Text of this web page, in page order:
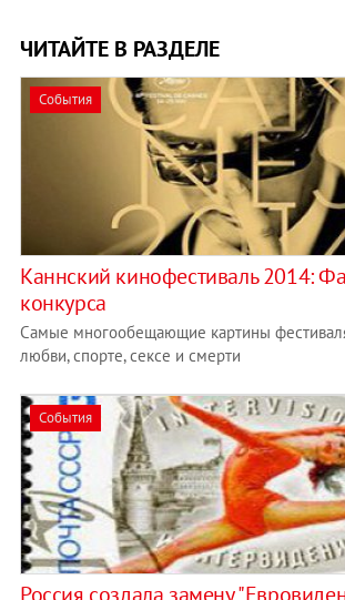
ЧИТАЙТЕ В РАЗДЕЛЕ
События
Каннский кинофестиваль 2014:
конкурса
Самые многообещающие картины
любви, спорте, сексе и смерти
События